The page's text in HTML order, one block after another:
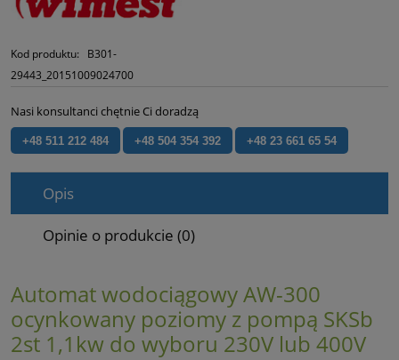
Kod produktu:
B301-
29443_20151009024700
Nasi konsultanci chętnie Ci doradzą
+48 511 212 484 +48 504 354 392 +48 23 661 65 54
Opis
Opinie o produkcie (0)
Automat wodociągowy AW-300
ocynkowany poziomy z pompą SKSb
2st 1,1kw do wyboru 230V lub 400V